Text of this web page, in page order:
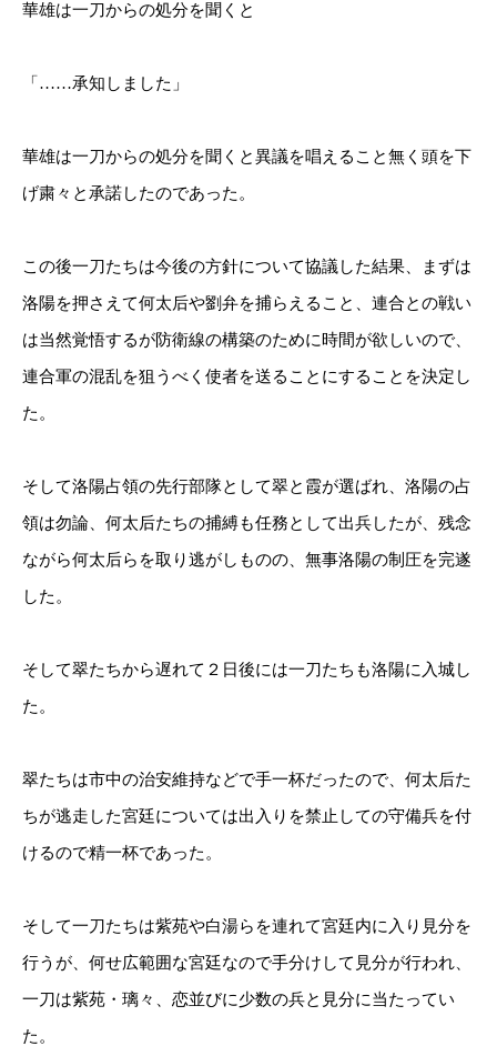
華雄は一刀からの処分を聞くと
「……承知しました」
華雄は一刀からの処分を聞くと異議を唱えること無く頭を下
げ粛々と承諾したのであった。
この後一刀たちは今後の方針について協議した結果、まずは
洛陽を押さえて何太后や劉弁を捕らえること、連合との戦い
は当然覚悟するが防衛線の構築のために時間が欲しいので、
連合軍の混乱を狙うべく使者を送ることにすることを決定し
た。
そして洛陽占領の先行部隊として翠と霞が選ばれ、洛陽の占
領は勿論、何太后たちの捕縛も任務として出兵したが、残念
ながら何太后らを取り逃がしものの、無事洛陽の制圧を完遂
した。
そして翠たちから遅れて２日後には一刀たちも洛陽に入城し
た。
翠たちは市中の治安維持などで手一杯だったので、何太后た
ちが逃走した宮廷については出入りを禁止しての守備兵を付
けるので精一杯であった。
そして一刀たちは紫苑や白湯らを連れて宮廷内に入り見分を
行うが、何せ広範囲な宮廷なので手分けして見分が行われ、
一刀は紫苑・璃々、恋並びに少数の兵と見分に当たってい
た。